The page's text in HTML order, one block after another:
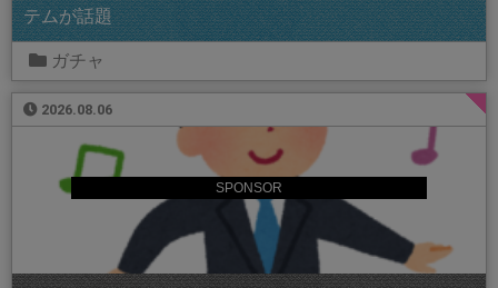
SPONSOR
テムが話題
ガチャ
2026.08.06